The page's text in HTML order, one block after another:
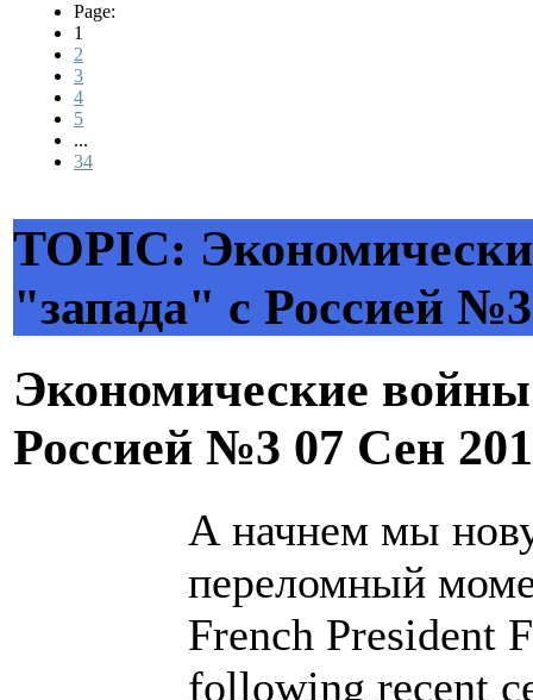
Page:
1
2
3
4
5
...
34
TOPIC:
"запада" с Россией №3
Экономические
Россией №3 07 Сен
А начнем мы
переломный
French President
following recent